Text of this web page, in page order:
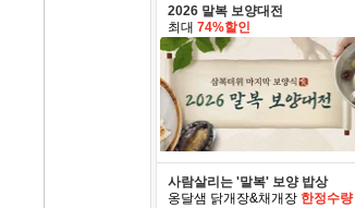
2026 말복 보양대전
최대 74%할인
사람살리는 '말복' 보양 밥상
옹달샘 닭개장&채개장 한정수량